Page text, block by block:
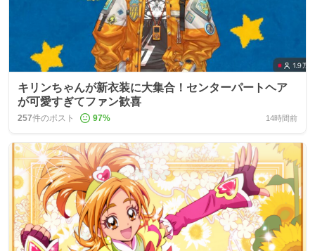
キリンちゃんが新衣装に大集合！センターパートヘア
が可愛すぎてファン歓喜
257件のポスト 97% 14時間前